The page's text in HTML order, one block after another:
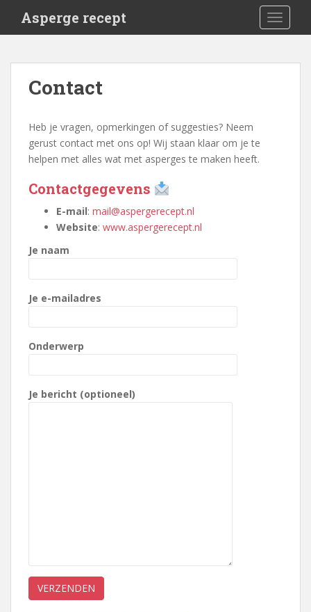
i
Asperge recept
Contact
Heb je vragen, opmerkingen of suggesties? Neem
gerust contact met ons op! Wij staan klaar om je te
helpen met alles wat met asperges te maken heeft.
Contactgegevens
E-mail: mail@aspergerecept.nl
Website: www.aspergerecept.nl
Je naam
Je e-mailadres
Onderwerp
Je bericht (optioneel)